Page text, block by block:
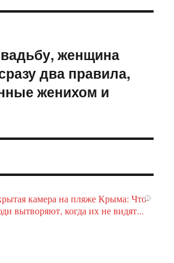
женщина
два правила,
женихом и
i
камера на пляже Крыма: Что
вытворяют, когда их не видят...